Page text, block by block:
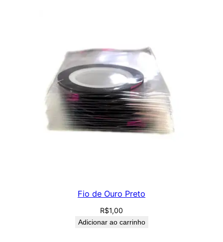
Fio de Ouro Preto
R$1,00
Adicionar ao carrinho